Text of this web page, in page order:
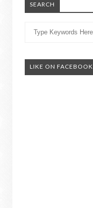
SEARCH
LIKE ON FACEBOOK